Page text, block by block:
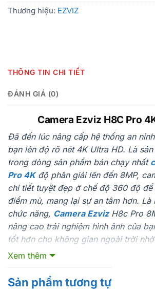
Thương hiệu: EZVIZ
THÔNG TIN CHI TIẾT
ĐÁNH GIÁ (0)
Camera Ezviz H8C Pro
Đã đến lúc nâng cấp hệ thống an
bạn lên độ rõ nét 4K Ultra HD. Là
trong dòng sản phẩm bán chạy nhất
Pro 4Kđộ phân giải lên đến 8MP,
chi tiết tuyệt đẹp ở chế độ 360 độ để
điểm mù, mang lại sự an tâm hơn. Là
chức năng, Camera EzvizH8c Pro
nâng cao trải nghiệm hình ảnh của
tốt hơn cho không gian ngoài trời
phát hiện đa dạng. Nhìn thấy, phát
rẻ.
Xem thêm
Sản phẩm tương tự